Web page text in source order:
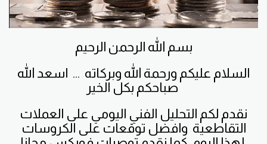
بسم الله الرحمن الرحيم
السلام عليكم ورحمة الله وبركاته ... اسعد الله
صباحكم بكل الخير
نقدم لكم التحليل الفني اليومي على العملات
التقاطعية وافضل توقعات على الكروسات